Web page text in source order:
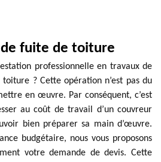
fuite de toiture
professionnelle en travaux de
? Cette opération n’est pas du
en œuvre. Par conséquent, c’est
au coût de travail d’un couvreur
bien préparer sa main d’œuvre.
budgétaire, nous vous proposons
votre demande de devis. Cette